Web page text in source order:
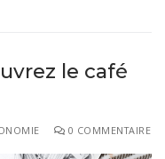
le café
0 COMMENTAIRE